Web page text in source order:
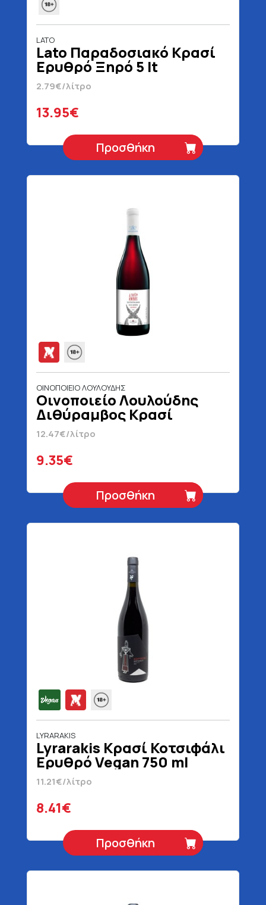
LATO
Lato Παραδοσιακό Κρασί
Ερυθρό Ξηρό 5 lt
2.79€/λίτρο
13.95€
Προσθήκη
ΟΙΝΟΠΟΙΕΙΟ ΛΟΥΛΟΥΔΗΣ
Οινοποιείο Λουλούδης
Διθύραμβος Κρασί
Ερυθρό Λιάτικο 750 ml
12.47€/λίτρο
9.35€
Προσθήκη
LYRARAKIS
Lyrarakis Κρασί Κοτσιφάλι
Ερυθρό Vegan 750 ml
11.21€/λίτρο
8.41€
Προσθήκη